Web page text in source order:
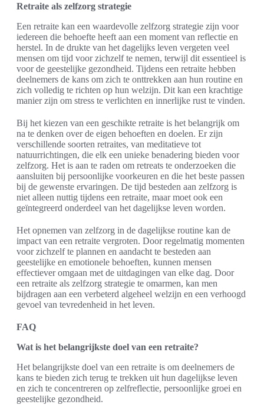
Retraite als zelfzorg strategie
Een retraite kan een waardevolle zelfzorg strategie zijn voor
iedereen die behoefte heeft aan een moment van reflectie en
herstel. In de drukte van het dagelijks leven vergeten veel
mensen om tijd voor zichzelf te nemen, terwijl dit essentieel is
voor de geestelijke gezondheid. Tijdens een retraite hebben
deelnemers de kans om zich te onttrekken aan hun routine en
zich volledig te richten op hun welzijn. Dit kan een krachtige
manier zijn om stress te verlichten en innerlijke rust te vinden.
Bij het kiezen van een geschikte retraite is het belangrijk om
na te denken over de eigen behoeften en doelen. Er zijn
verschillende soorten retraites, van meditatieve tot
natuurrichtingen, die elk een unieke benadering bieden voor
zelfzorg. Het is aan te raden om retreats te onderzoeken die
aansluiten bij persoonlijke voorkeuren en die het beste passen
bij de gewenste ervaringen. De tijd besteden aan zelfzorg is
niet alleen nuttig tijdens een retraite, maar moet ook een
geïntegreerd onderdeel van het dagelijkse leven worden.
Het opnemen van zelfzorg in de dagelijkse routine kan de
impact van een retraite vergroten. Door regelmatig momenten
voor zichzelf te plannen en aandacht te besteden aan
geestelijke en emotionele behoeften, kunnen mensen
effectiever omgaan met de uitdagingen van elke dag. Door
een retraite als zelfzorg strategie te omarmen, kan men
bijdragen aan een verbeterd algeheel welzijn en een verhoogd
gevoel van tevredenheid in het leven.
FAQ
Wat is het belangrijkste doel van een retraite?
Het belangrijkste doel van een retraite is om deelnemers de
kans te bieden zich terug te trekken uit hun dagelijkse leven
en zich te concentreren op zelfreflectie, persoonlijke groei en
geestelijke gezondheid.